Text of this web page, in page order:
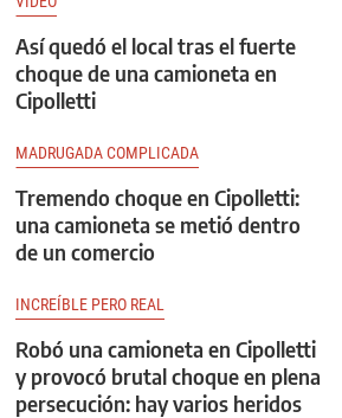
Así quedó el local tras el fuerte
choque de una camioneta en
Cipolletti
MADRUGADA COMPLICADA
Tremendo choque en Cipolletti:
una camioneta se metió dentro
de un comercio
INCREÍBLE PERO REAL
Robó una camioneta en Cipolletti
y provocó brutal choque en plena
persecución: hay varios heridos